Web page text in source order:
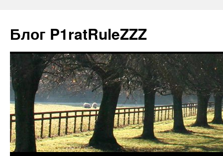
Блог P1ratRuleZZZ